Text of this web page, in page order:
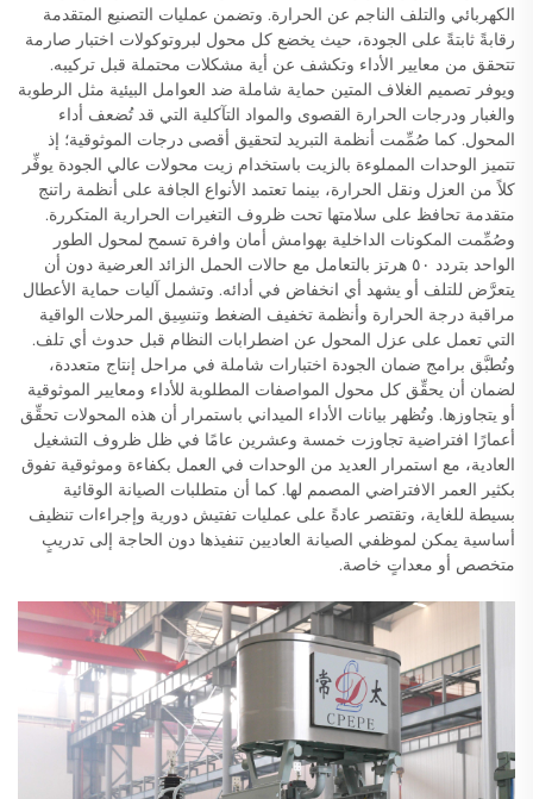
الكهربائي والتلف الناجم عن الحرارة. وتضمن عمليات التصنيع المتقدمة
رقابةً ثابتةً على الجودة، حيث يخضع كل محول لبروتوكولات اختبار صارمة
تتحقق من معايير الأداء وتكشف عن أية مشكلات محتملة قبل تركيبه.
ويوفر تصميم الغلاف المتين حماية شاملة ضد العوامل البيئية مثل الرطوبة
والغبار ودرجات الحرارة القصوى والمواد التآكلية التي قد تُضعف أداء
المحول. كما صُمِّمت أنظمة التبريد لتحقيق أقصى درجات الموثوقية؛ إذ
تتميز الوحدات المملوءة بالزيت باستخدام زيت محولات عالي الجودة يوفِّر
كلاً من العزل ونقل الحرارة، بينما تعتمد الأنواع الجافة على أنظمة راتنج
متقدمة تحافظ على سلامتها تحت ظروف التغيرات الحرارية المتكررة.
وصُمِّمت المكونات الداخلية بهوامش أمان وافرة تسمح لمحول الطور
الواحد بتردد ٥٠ هرتز بالتعامل مع حالات الحمل الزائد العرضية دون أن
يتعرَّض للتلف أو يشهد أي انخفاض في أدائه. وتشمل آليات حماية الأعطال
مراقبة درجة الحرارة وأنظمة تخفيف الضغط وتنسِيق المرحلات الواقية
التي تعمل على عزل المحول عن اضطرابات النظام قبل حدوث أي تلف.
وتُطبَّق برامج ضمان الجودة اختبارات شاملة في مراحل إنتاج متعددة،
لضمان أن يحقِّق كل محول المواصفات المطلوبة للأداء ومعايير الموثوقية
أو يتجاوزها. وتُظهر بيانات الأداء الميداني باستمرار أن هذه المحولات تحقِّق
أعمارًا افتراضية تجاوزت خمسة وعشرين عامًا في ظل ظروف التشغيل
العادية، مع استمرار العديد من الوحدات في العمل بكفاءة وموثوقية تفوق
بكثير العمر الافتراضي المصمم لها. كما أن متطلبات الصيانة الوقائية
بسيطة للغاية، وتقتصر عادةً على عمليات تفتيش دورية وإجراءات تنظيف
أساسية يمكن لموظفي الصيانة العاديين تنفيذها دون الحاجة إلى تدريبٍ
متخصص أو معداتٍ خاصة.